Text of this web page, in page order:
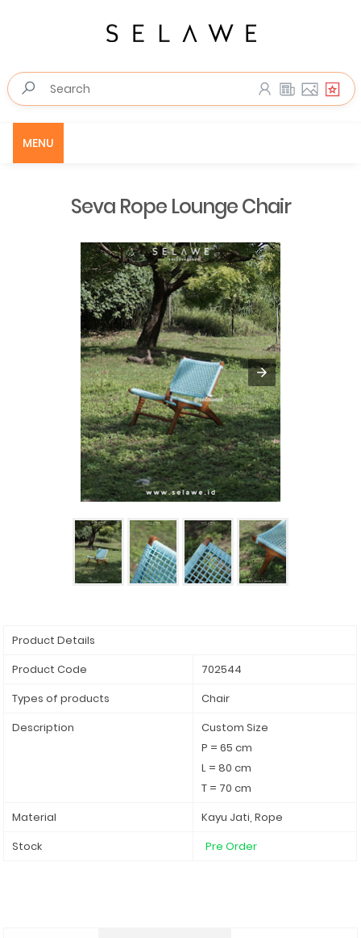
MENU
Seva Rope Lounge Chair
Product Details
Product Code
702544
Types of products
Chair
Description
Custom Size
P = 65 cm
L = 80 cm
T = 70 cm
Material
Kayu Jati, Rope
Stock
Pre Order